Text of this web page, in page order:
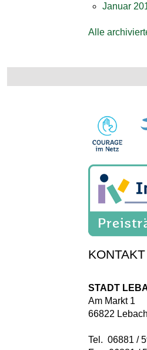
Januar
Alle
KONTAKT
STADT
Am Markt 1
66822 Lebach
Tel. 06881 /